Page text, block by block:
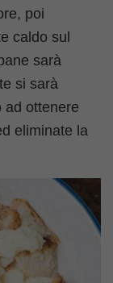
poi
caldo sul
sarà
si sarà
ad ottenere
eliminate la